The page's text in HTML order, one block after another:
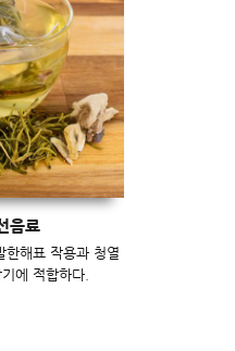
음료
한해표 작용과 청열
에 적합하다.